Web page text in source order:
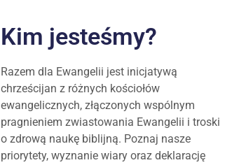
Kim jesteśmy?
Razem dla Ewangelii jest inicjatywą
chrześcijan z różnych kościołów
ewangelicznych, złączonych wspólnym
pragnieniem zwiastowania Ewangelii i troski
o zdrową naukę biblijną. Poznaj nasze
priorytety, wyznanie wiary oraz deklarację